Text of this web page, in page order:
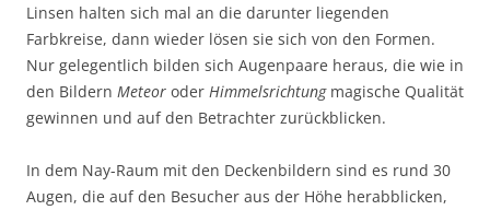
Linsen halten sich mal an die darunter liegenden
Farbkreise, dann wieder lösen sie sich von den Formen.
Nur gelegentlich bilden sich Augenpaare heraus, die wie in
den Bildern Meteor oder Himmelsrichtungmagische Qualität
gewinnen und auf den Betrachter zurückblicken.
In dem Nay-Raum mit den Deckenbildern sind es rund 30
Augen, die auf den Besucher aus der Höhe herabblicken,